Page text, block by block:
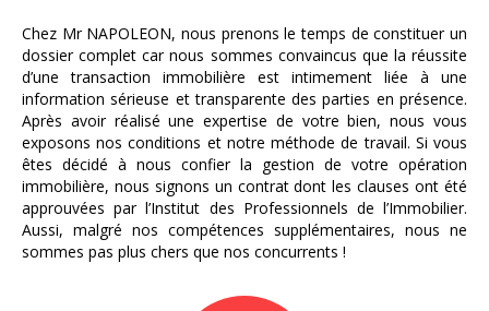
Chez Mr NAPOLEON, nous prenons le temps de constituer un
dossier complet car nous sommes convaincus que la réussite
d’une transaction immobilière est intimement liée à une
information sérieuse et transparente des parties en présence.
Après avoir réalisé une expertise de votre bien, nous vous
exposons nos conditions et notre méthode de travail. Si vous
êtes décidé à nous confier la gestion de votre opération
immobilière, nous signons un contrat dont les clauses ont été
approuvées par l’Institut des Professionnels de l’Immobilier.
Aussi, malgré nos compétences supplémentaires, nous ne
sommes pas plus chers que nos concurrents !